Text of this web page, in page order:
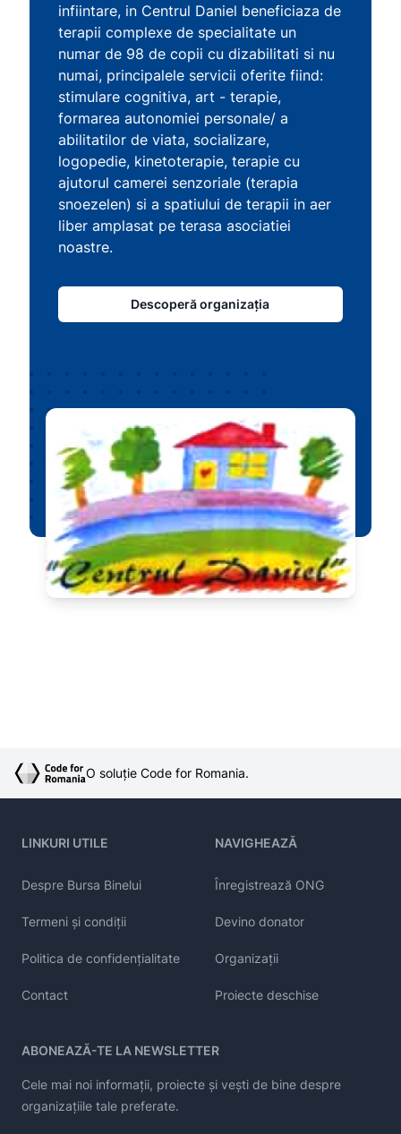
infiintare, in Centrul Daniel beneficiaza de
terapii complexe de specialitate un
numar de 98 de copii cu dizabilitati si nu
numai, principalele servicii oferite fiind:
stimulare cognitiva, art - terapie,
formarea autonomiei personale/ a
abilitatilor de viata, socializare,
logopedie, kinetoterapie, terapie cu
ajutorul camerei senzoriale (terapia
snoezelen) si a spatiului de terapii in aer
liber amplasat pe terasa asociatiei
noastre.
Descoperă organizația
O soluție Code for Romania.
LINKURI UTILE
Despre Bursa Binelui
Termeni și condiții
Politica de confidențialitate
Contact
NAVIGHEAZĂ
Înregistrează ONG
Devino donator
Organizații
Proiecte deschise
ABONEAZĂ-TE LA NEWSLETTER
Cele mai noi informații, proiecte și vești de bine despre
organizațiile tale preferate.